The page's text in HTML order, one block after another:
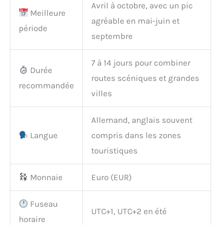
Meilleure
période
Avril à octobre, avec un pic
agréable en mai-juin et
septembre
Durée
recommandée
7 à 14 jours pour combiner
routes scéniques et grandes
villes
Langue
Allemand, anglais souvent
compris dans les zones
touristiques
Monnaie Euro (EUR)
Fuseau
horaire
UTC+1, UTC+2 en été